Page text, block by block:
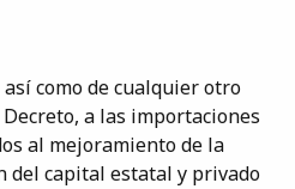
como de cualquier otro
a las importaciones
al mejoramiento de la
del capital estatal y privado